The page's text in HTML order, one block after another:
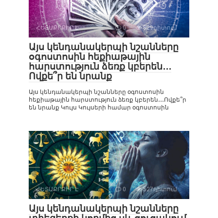
ՀԵՏԱՔՐՔԻՐ Է 0 829դիտում
Այս կենդանակերպի նշանները
օգոստոսին հեքիաթային
հարստություն ձեռք կբերեն․․․
Ովքե՞ր են նրանք
Այս կենդանակերպի նշանները օգոստոսին
հեքիաթային հարստություն ձեռք կբերեն․․․Ովքե՞ր
են նրանք Կույս Կույսերի համար օգոստոսին
ՀԵՏԱՔՐՔԻՐ Է 0 527դիտում
Այս կենդանակերպի նշանները